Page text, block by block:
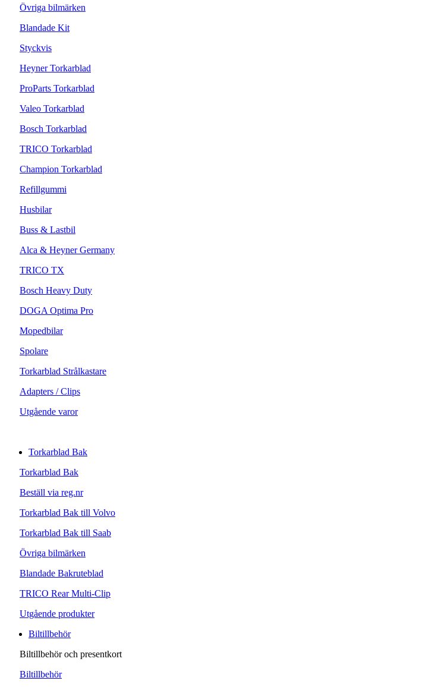
Övriga bilmärken
Blandade Kit
Styckvis
Heyner Torkarblad
ProParts Torkarblad
Valeo Torkarblad
Bosch Torkarblad
TRICO Torkarblad
Champion Torkarblad
Refillgummi
Husbilar
Buss & Lastbil
Alca & Heyner Germany
TRICO TX
Bosch Heavy Duty
DOGA Optima Pro
Mopedbilar
Spolare
Torkarblad Strålkastare
Adapters / Clips
Utgående varor
Torkarblad Bak
Torkarblad Bak
Beställ via reg.nr
Torkarblad Bak till Volvo
Torkarblad Bak till Saab
Övriga bilmärken
Blandade Bakruteblad
TRICO Rear Multi-Clip
Utgående produkter
Biltillbehör
Biltillbehör och presentkort
Biltillbehör